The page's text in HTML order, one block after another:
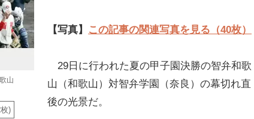
山
)
【写真】 この記事の関連写真を見る（40枚）
29日に行われた夏の甲子園決勝の智弁和歌
山（和歌山）対智弁学園（奈良）の幕切れ直
後の光景だ。